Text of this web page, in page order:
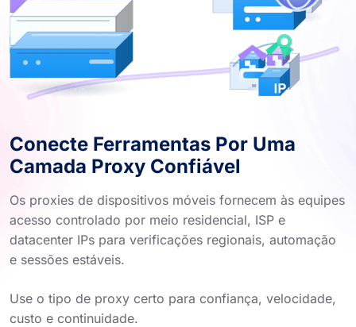
Conecte Ferramentas Por Uma
Camada Proxy Confiável
Os proxies de dispositivos móveis fornecem às equipes
acesso controlado por meio residencial, ISP e
datacenter IPs para verificações regionais, automação
e sessões estáveis.
Use o tipo de proxy certo para confiança, velocidade,
custo e continuidade.